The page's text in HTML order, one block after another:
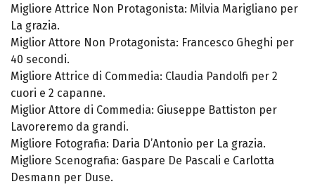
Migliore Attrice Non Protagonista: Milvia Marigliano per
La grazia.
Miglior Attore Non Protagonista: Francesco Gheghi per
40 secondi.
Migliore Attrice di Commedia: Claudia Pandolfi per 2
cuori e 2 capanne.
Miglior Attore di Commedia: Giuseppe Battiston per
Lavoreremo da grandi.
Migliore Fotografia: Daria D’Antonio per La grazia.
Migliore Scenografia: Gaspare De Pascali e Carlotta
Desmann per Duse.